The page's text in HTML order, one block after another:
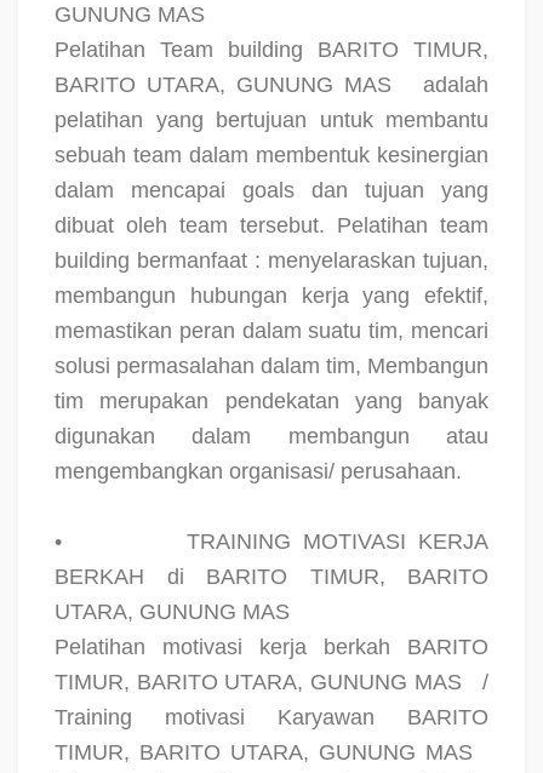
GUNUNG MAS
Pelatihan Team building BARITO TIMUR,
BARITO UTARA, GUNUNG MAS
adalah
pelatihan yang bertujuan untuk membantu
sebuah team dalam membentuk kesinergian
dalam mencapai goals dan tujuan yang
dibuat oleh team tersebut. Pelatihan team
building bermanfaat : menyelaraskan tujuan,
membangun hubungan kerja yang efektif,
memastikan peran dalam suatu tim, mencari
solusi permasalahan dalam tim, Membangun
tim merupakan pendekatan yang banyak
digunakan dalam membangun atau
mengembangkan organisasi/ perusahaan.
•
TRAINING MOTIVASI KERJA
BERKAH di BARITO TIMUR, BARITO
UTARA, GUNUNG MAS
Pelatihan motivasi kerja berkah BARITO
TIMUR, BARITO UTARA, GUNUNG MAS
/
Training motivasi Karyawan BARITO
TIMUR, BARITO UTARA, GUNUNG MAS